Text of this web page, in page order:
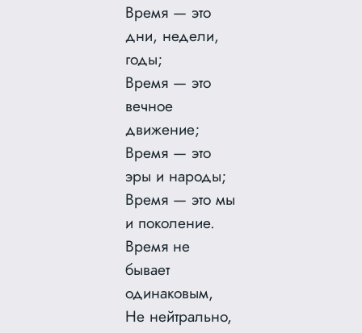
Время — это
дни, недели,
годы;
Время — это
вечное
движение;
Время — это
эры и народы;
Время — это мы
и поколение.
Время не
бывает
одинаковым,
Не нейтрально,